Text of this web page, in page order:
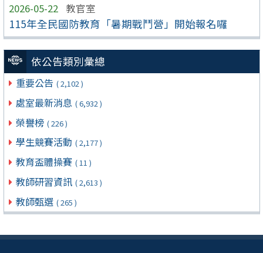
2026-05-22 教官室
115年全民國防教育「暑期戰鬥營」開始報名囉
依公告類別彙總
重要公告 ( 2,102 )
處室最新消息 ( 6,932 )
榮譽榜 ( 226 )
學生競賽活動 ( 2,177 )
教育盃體操賽 ( 11 )
教師研習資訊 ( 2,613 )
教師甄選 ( 265 )